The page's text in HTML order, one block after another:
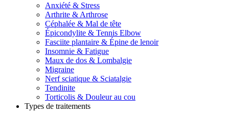
Anxiété & Stress
Arthrite & Arthrose
Céphalée & Mal de tête
Épicondylite & Tennis Elbow
Fasciite plantaire & Épine de lenoir
Insomnie & Fatigue
Maux de dos & Lombalgie
Migraine
Nerf sciatique & Sciatalgie
Tendinite
Torticolis & Douleur au cou
Types de traitements